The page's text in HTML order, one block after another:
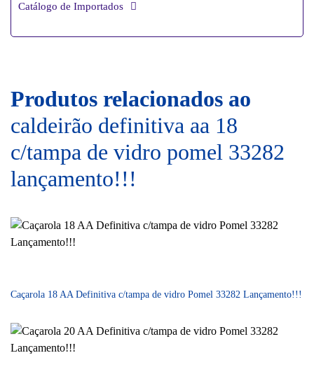
Catálogo de Importados
Produtos relacionados ao
caldeirão definitiva aa 18
c/tampa de vidro pomel 33282
lançamento!!!
Caçarola 18 AA Definitiva c/tampa de vidro Pomel 33282 Lançamento!!!